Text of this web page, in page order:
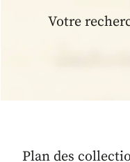
Votre
Plan des